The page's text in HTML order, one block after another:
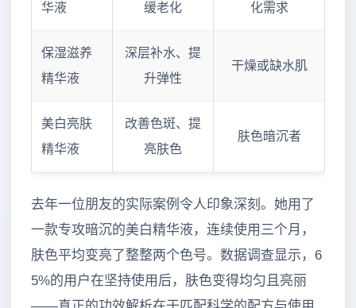
华液
缓老化
化需求
保湿滋养
精华液
深层补水、提
升弹性
干燥或缺水肌
美白亮肤
精华液
改善色斑、提
亮肤色
肤色暗沉者
去年一位朋友的实际案例令人印象深刻。她用了
一款专攻暗沉的美白精华液，连续使用三个月，
肤色平均变亮了整整两个色号。数据调查显示，6
5%的用户在坚持使用后，肤色变得均匀且亮丽